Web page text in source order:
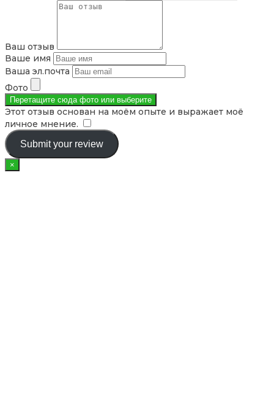
Ваш отзыв
Ваше имя
Ваша эл.почта
Фото
Перетащите сюда фото или выберите
Этот отзыв основан на моём опыте и выражает моё
личное мнение.
Submit your review
×